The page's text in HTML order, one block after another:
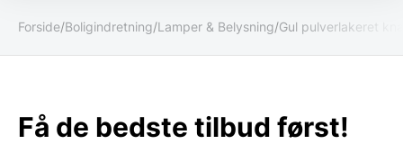
Forside/Boligindretning/Lamper & Belysning/Gul pulverlakeret
Få de bedste tilbud først!